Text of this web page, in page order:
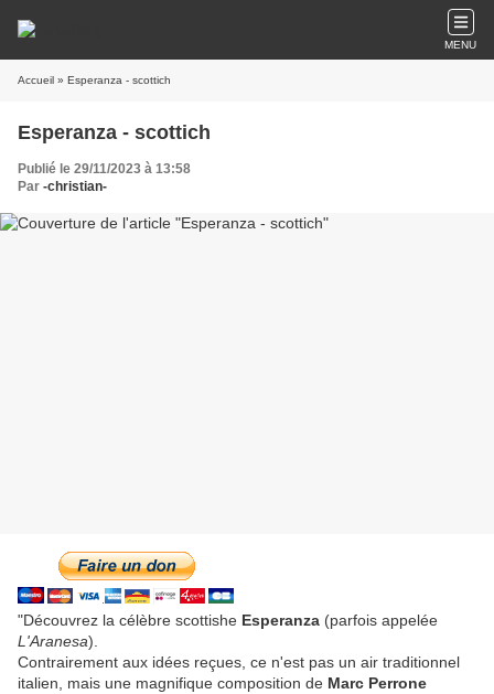
MENU
Accueil » Esperanza - scottich
Esperanza - scottich
Publié le 29/11/2023 à 13:58
Par -christian-
"Découvrez la célèbre scottishe Esperanza (parfois appelée
L'Aranesa).
Contrairement aux idées reçues, ce n'est pas un air traditionnel
italien, mais une magnifique composition de Marc Perrone